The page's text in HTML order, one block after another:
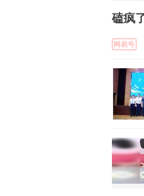
磕疯
网易号